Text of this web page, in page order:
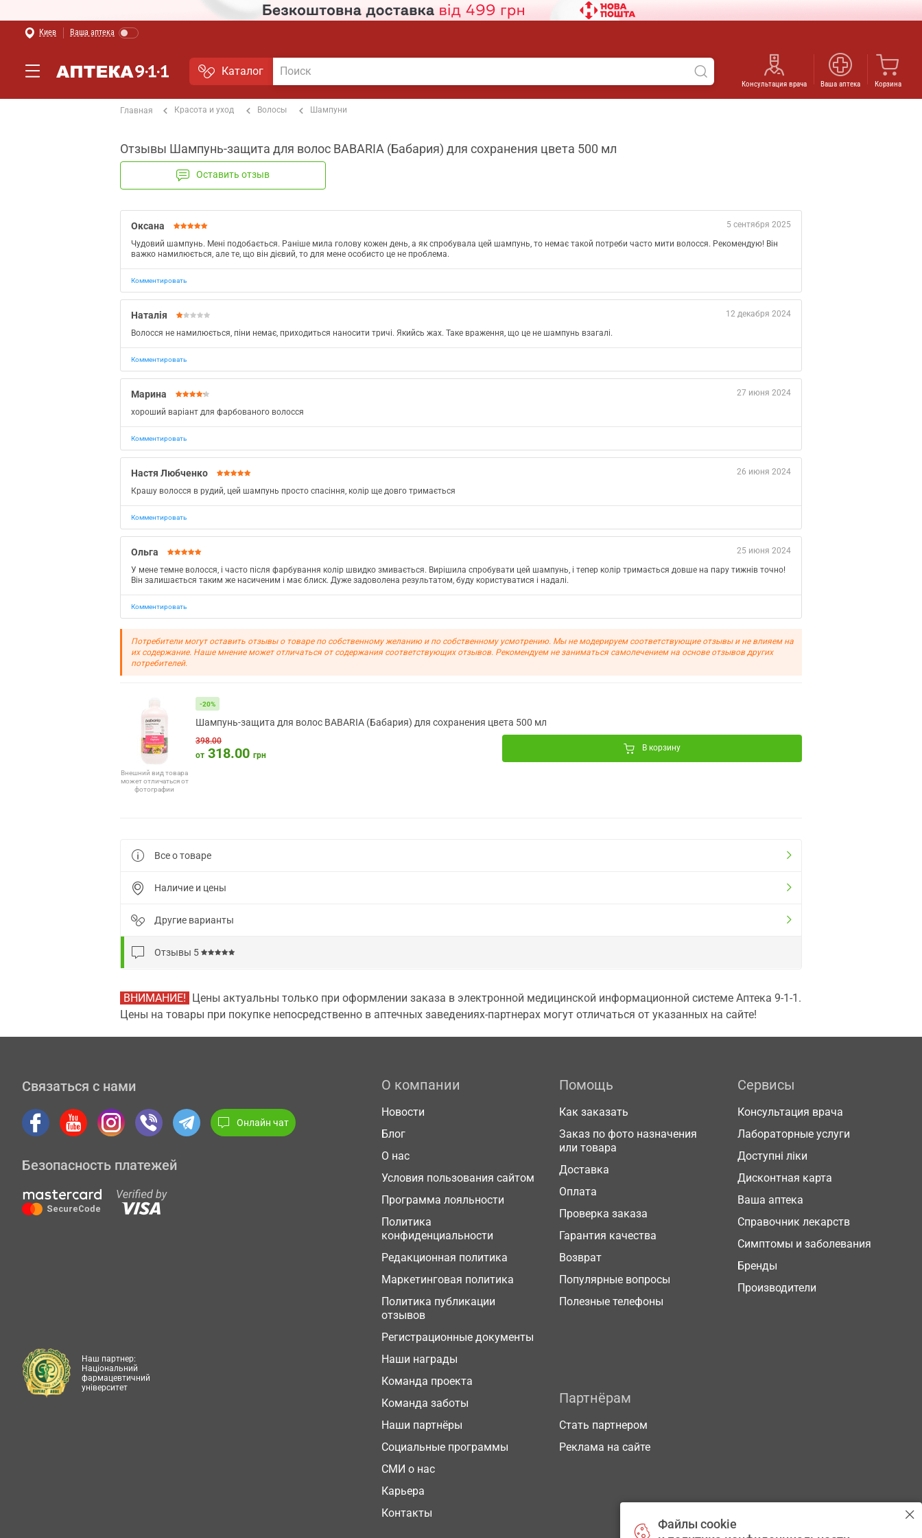
Киев Ваша аптека
Каталог
Консультация врача Ваша аптека Корзина
Главная Красота и уход Волосы Шампуни
Отзывы Шампунь-защита для волос BABARIA (Бабария) для сохранения цвета 500 мл
Оставить отзыв
5 сентября 2025
Оксана
Чудовий шампунь. Мені подобається. Раніше мила голову кожен день, а як спробувала цей шампунь, то немає такой потреби часто мити волосся. Рекомендую! Він
важко намилюється, але те, що він дієвий, то для мене особисто це не проблема.
Комментировать
12 декабря 2024
Наталія
Волосся не намилюється, піни немає, приходиться наносити тричі. Якийсь жах. Таке враження, що це не шампунь взагалі.
Комментировать
27 июня 2024
Марина
хороший варіант для фарбованого волосся
Комментировать
26 июня 2024
Настя Любченко
Крашу волосся в рудий, цей шампунь просто спасіння, колір ще довго тримається
Комментировать
25 июня 2024
Ольга
У мене темне волосся, і часто після фарбування колір швидко змивається. Вирішила спробувати цей шампунь, і тепер колір тримається довше на пару тижнів точно!
Він залишається таким же насиченим і має блиск. Дуже задоволена результатом, буду користуватися і надалі.
Комментировать
Потребители могут оставить отзывы о товаре по собственному желанию и по собственному усмотрению. Мы не модерируем соответствующие отзывы и не влияем на
их содержание. Наше мнение может отличаться от содержания соответствующих отзывов. Рекомендуем не заниматься самолечением на основе отзывов других
потребителей.
Внешний вид товара
может отличаться от
фотографии
-20%
Шампунь-защита для волос BABARIA (Бабария) для сохранения цвета 500 мл
398.00
от 318.00 грн
В корзину
Все о товаре
Наличие и цены
Другие варианты
Отзывы 5
ВНИМАНИЕ! Цены актуальны только при оформлении заказа в электронной медицинской информационной системе Аптека 9-1-1.
Цены на товары при покупке непосредственно в аптечных заведениях-партнерах могут отличаться от указанных на сайте!
Связаться с нами
Онлайн чат
Безопасность платежей
О компании
Новости
Блог
О нас
Условия пользования сайтом
Программа лояльности
Политика
конфиденциальности
Редакционная политика
Маркетинговая политика
Политика публикации
отзывов
Регистрационные документы
Наши награды
Команда проекта
Команда заботы
Наши партнёры
Социальные программы
СМИ о нас
Карьера
Контакты
Помощь
Как заказать
Заказ по фото назначения
или товара
Доставка
Оплата
Проверка заказа
Гарантия качества
Возврат
Популярные вопросы
Полезные телефоны
Сервисы
Консультация врача
Лабораторные услуги
Доступні ліки
Дисконтная карта
Ваша аптека
Справочник лекарств
Симптомы и заболевания
Бренды
Производители
Партнёрам
Стать партнером
Реклама на сайте
Наш партнер:
Національний
фармацевтичний
університет
Файлы cookie